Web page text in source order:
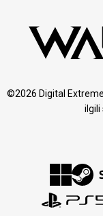
©2026 Digital
ilgili